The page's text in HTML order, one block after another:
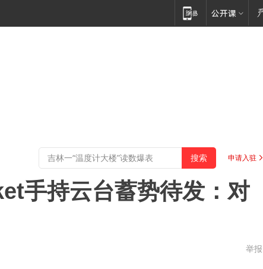
申请入驻
手持云台蓄势待发：对
举报